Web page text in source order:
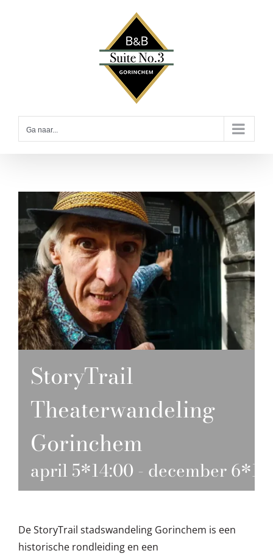
Ga naar...
StoryTrail
Theaterwandeling
Gorinchem
april 5*14:00 - december
De StoryTrail stadswandeling Gorinchem is een
historische rondleiding en een